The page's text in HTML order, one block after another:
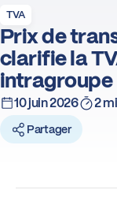
Expertise TVA et
Facturation
TVA
Prix de
clarifie la
intragroupe
10 juin 2026 2
Partager